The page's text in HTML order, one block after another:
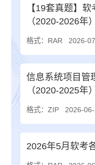
【19套真题】
（2020-2026年）
格式：RAR 2026-
信息系统项目管
（2020-2025年）
格式：ZIP 2026-
2026年5月软考